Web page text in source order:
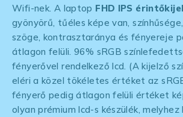
Wifi-nek. A laptop FHD IPS
gyönyörű, tűéles képe van,
szöge, kontrasztaránya és fényereje
átlagon felüli. 96% sRGB
fényerővel rendelkező lcd. (A kijelző
eléri a közel tökéletes értéket az
fényerő pedig átlagon felüli értéket
olyan prémium lcd-s készülék, melyhez